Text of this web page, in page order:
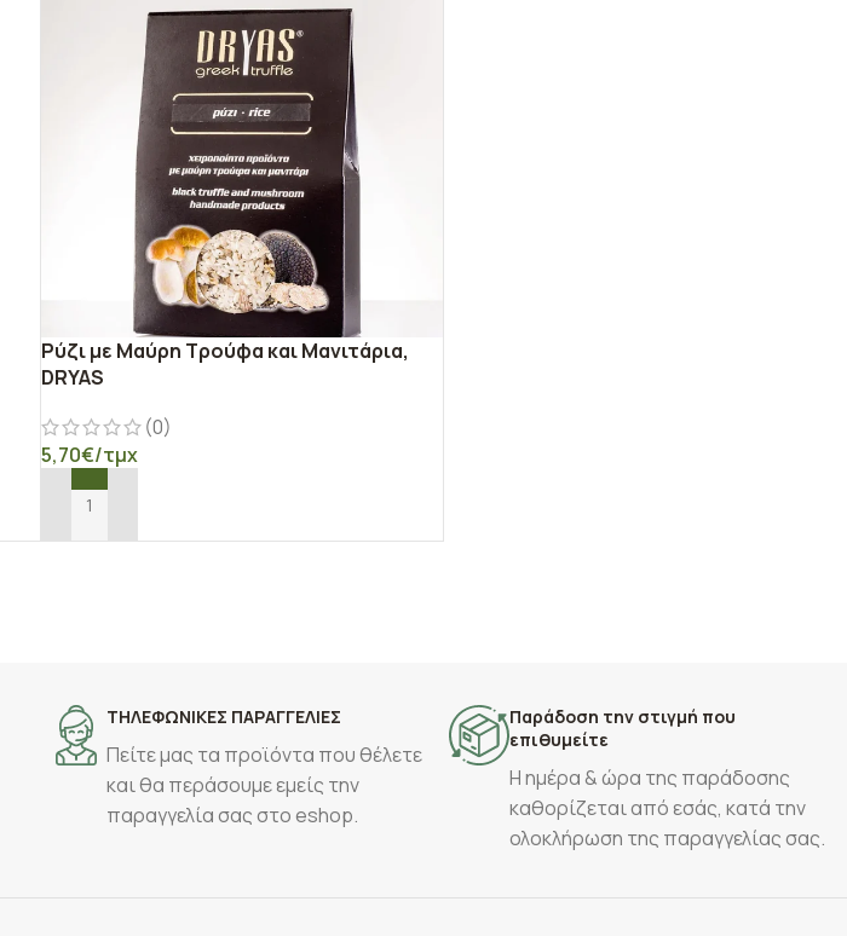
Ρύζι με Μαύρη Τρούφα και Μανιτάρια,
DRYAS
(0)
5,70€/τμχ
ΠΡΟΣΘΉΚΗ ΣΤΟ ΚΑΛΆΘΙ
ΤΗΛΕΦΩΝΙΚΕΣ ΠΑΡΑΓΓΕΛΙΕΣ
Πείτε μας τα προϊόντα που θέλετε
και θα περάσουμε εμείς την
παραγγελία σας στο eshop.
Παράδοση την στιγμή που
επιθυμείτε
Η ημέρα & ώρα της παράδοσης
καθορίζεται από εσάς, κατά την
ολοκλήρωση της παραγγελίας σας.